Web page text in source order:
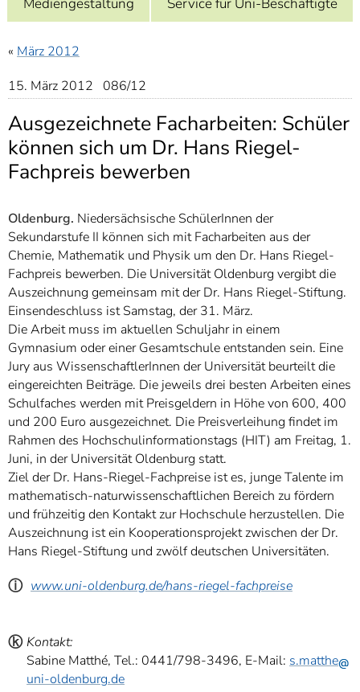
7]
Informationen zur
« März 2012
15. März 2012 086/12
Ausgezeichnete Facharbeiten: Schüler
können sich um Dr. Hans Riegel-
Fachpreis bewerben
Oldenburg. Niedersächsische SchülerInnen der
Sekundarstufe II können sich mit Facharbeiten aus der
Chemie, Mathematik und Physik um den Dr. Hans Riegel-
Fachpreis bewerben. Die Universität Oldenburg vergibt die
Auszeichnung gemeinsam mit der Dr. Hans Riegel-Stiftung.
Einsendeschluss ist Samstag, der 31. März.
Die Arbeit muss im aktuellen Schuljahr in einem
Gymnasium oder einer Gesamtschule entstanden sein. Eine
Jury aus WissenschaftlerInnen der Universität beurteilt die
eingereichten Beiträge. Die jeweils drei besten Arbeiten eines
Schulfaches werden mit Preisgeldern in Höhe von 600, 400
und 200 Euro ausgezeichnet. Die Preisverleihung findet im
Rahmen des Hochschulinformationstags (HIT) am Freitag, 1.
Juni, in der Universität Oldenburg statt.
Ziel der Dr. Hans-Riegel-Fachpreise ist es, junge Talente im
mathematisch-naturwissenschaftlichen Bereich zu fördern
und frühzeitig den Kontakt zur Hochschule herzustellen. Die
Auszeichnung ist ein Kooperationsprojekt zwischen der Dr.
Hans Riegel-Stiftung und zwölf deutschen Universitäten.
ⓘ www.uni-oldenburg.de/hans-riegel-fachpreise
ⓚ Kontakt:
Sabine Matthé, Tel.: 0441/798-3496, E-Mail: s.matthe
uni-oldenburg.de